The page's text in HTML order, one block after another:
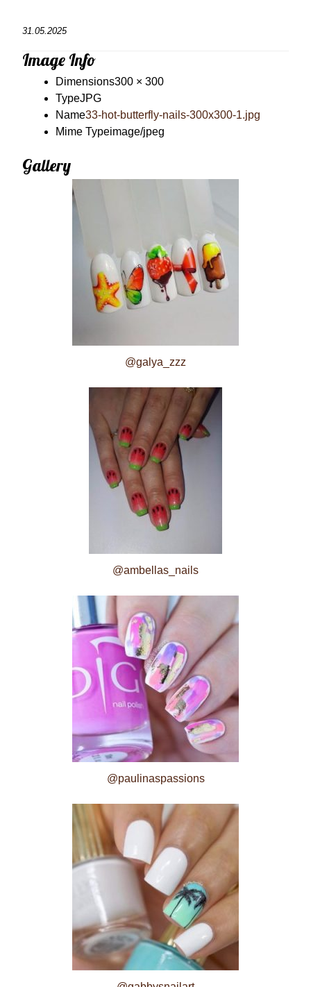
31.05.2025
Image Info
Dimensions300 × 300
TypeJPG
Name33-hot-butterfly-nails-300x300-1.jpg
Mime Typeimage/jpeg
Gallery
@galya_zzz
@ambellas_nails
@paulinaspassions